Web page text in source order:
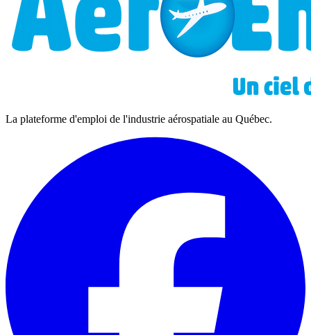
La plateforme d'emploi de l'industrie aérospatiale au Québec.